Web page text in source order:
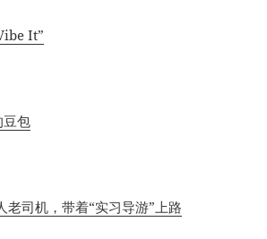
It”
豆包
老司机，带着“实习导游”上路